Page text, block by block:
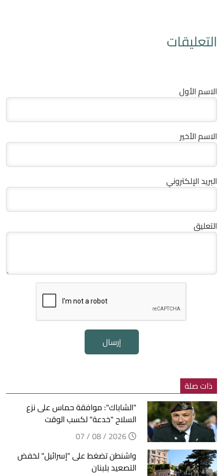
التعليقات
الاسم الأول
الاسم الأخير
البريد الإلكتروني
التعليق
إرسال
ذات صلة
"الشاباك": موافقة حماس على نزع
السلاح "خدعة" لكسب الوقت
واشنطن تضغط على "إسرائيل" لخفض
التصعيد بلبنان